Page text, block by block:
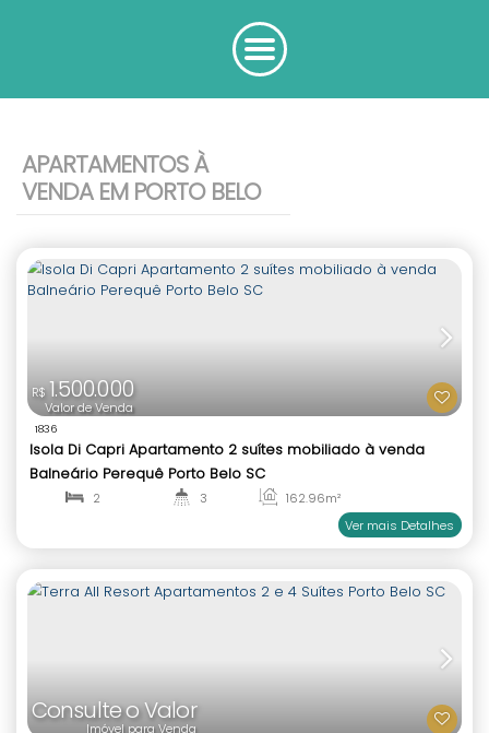
APARTAMENTOS À
VENDA EM PORTO BELO
1.500.000
Valor de Venda
Balneário Perequê Porto Belo SC
Ver